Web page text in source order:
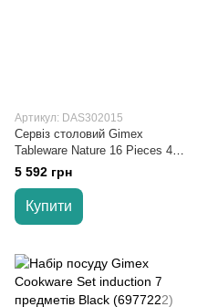
Артикул: DAS302015
Сервіз столовий Gimex
Tableware Nature 16 Pieces 4
Person Wood (6913100)
5 592 грн
Купити